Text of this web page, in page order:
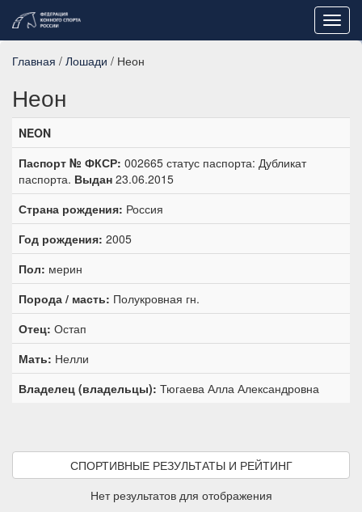
Главная / Лошади / Неон
Неон
NEON
Паспорт № ФКСР: 002665 статус паспорта: Дубликат
паспорта. Выдан 23.06.2015
Страна рождения: Россия
Год рождения: 2005
Пол: мерин
Порода / масть: Полукровная гн.
Отец: Остап
Мать: Нелли
Владелец (владельцы): Тюгаева Алла Александровна
СПОРТИВНЫЕ РЕЗУЛЬТАТЫ И РЕЙТИНГ
Нет результатов для отображения